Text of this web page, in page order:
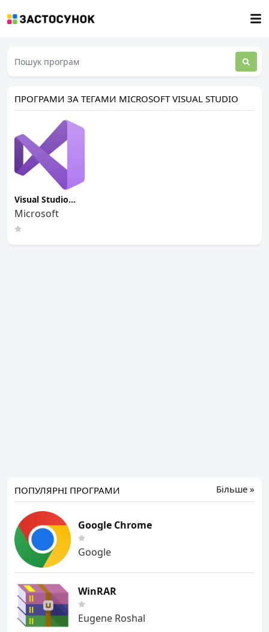
ПРОГРАМИ ЗА ТЕГАМИ MICROSOFT VISUAL STUDIO
Visual Studio
Community
Microsoft
Більше »
ПОПУЛЯРНІ ПРОГРАМИ
Google Chrome
Google
WinRAR
Eugene Roshal